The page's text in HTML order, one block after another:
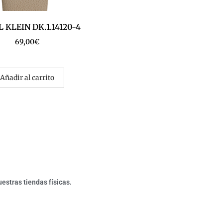
KLEIN DK.1.14120-4
69,00€
Añadir al carrito
tiendas físicas.